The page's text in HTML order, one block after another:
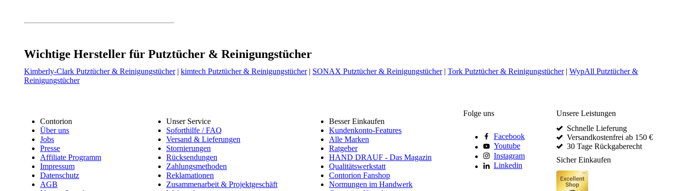
Wichtige Hersteller für Putztücher & Reinigungstücher
Kimberly-Clark Putztücher & Reinigungstücher| kimtech Putztücher & Reinigungstücher| SONAX Putztücher & Reinigungstücher| Tork Putztücher & Reinigungstücher| WypAll Putztücher &
Reinigungstücher
Contorion
Über uns
Jobs
Presse
Affiliate Programm
Impressum
Datenschutz
AGB
Unser Service
Soforthilfe / FAQ
Versand & Lieferungen
Stornierungen
Rücksendungen
Zahlungsmethoden
Reklamationen
Zusammenarbeit & Projektgeschäft
Besser Einkaufen
Kundenkonto-Features
Alle Marken
Ratgeber
HAND DRAUF - Das Magazin
Qualitätswerkstatt
Contorion Fanshop
Normungen im Handwerk
Folge uns
Facebook
Youtube
Instagram
Linkedin
Unsere Leistungen
Schnelle Lieferung
Versandkostenfrei ab 150 €
30 Tage Rückgaberecht
Sicher Einkaufen